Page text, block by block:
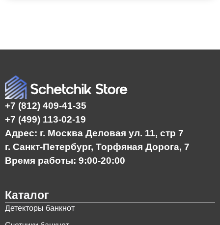
+7 (812) 409-41-35
+7 (499) 113-02-19
Адрес: г. Москва Деловая ул. 11, стр 7
г. Санкт-Петербург, Торфяная Дорога, 7
Время работы: 9:00-20:00
Каталог
Детекторы банкнот